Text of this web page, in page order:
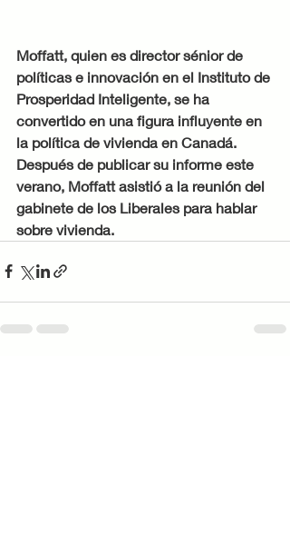
Moffatt, quien es director sénior de
políticas e innovación en el Instituto de
Prosperidad Inteligente, se ha
convertido en una figura influyente en
la política de vivienda en Canadá.
Después de publicar su informe este
verano, Moffatt asistió a la reunión del
gabinete de los Liberales para hablar
sobre vivienda.